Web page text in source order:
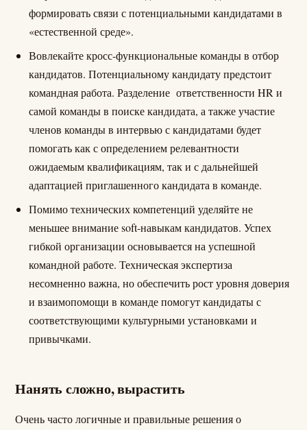
формировать связи с потенциальными кандидатами в
«естественной среде».
Вовлекайте кросс-функциональные команды в отбор
кандидатов. Потенциальному кандидату предстоит
командная работа. Разделение ответственности HR и
самой команды в поиске кандидата, а также участие
членов команды в интервью с кандидатами будет
помогать как с определением релевантности
ожидаемым квалификациям, так и с дальнейшей
адаптацией приглашенного кандидата в команде.
Помимо технических компетенций уделяйте не
меньшее внимание soft-навыкам кандидатов. Успех
гибкой организации основывается на успешной
командной работе. Техническая экспертиза
несомненно важна, но обеспечить рост уровня доверия
и взаимопомощи в команде помогут кандидаты с
соответствующими культурными установками и
привычками.
Нанять сложно, вырастить
Очень часто логичные и правильные решения о